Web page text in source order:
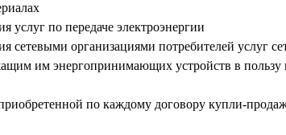
услуг по передаче электроэнергии
сетевыми организациями потребителей услуг
им энергопринимающих устройств в
по каждому договору купли-